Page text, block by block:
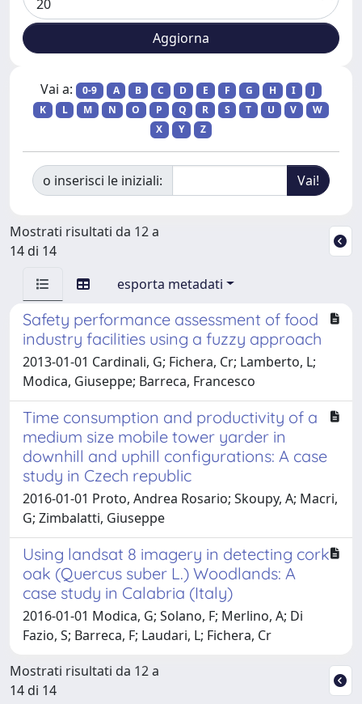
Vai a: 0-9 A B C D E F G H I
J
K
L M N O P Q R S T U V
W
X
Y Z
o inserisci le iniziali:
Mostrati risultati da 12 a
14 di 14
esporta metadati
Safety performance assessment of food
industry facilities using a fuzzy approach
2013-01-01 Cardinali, G; Fichera, Cr; Lamberto, L;
Modica, Giuseppe; Barreca, Francesco
Time consumption and productivity of a
medium size mobile tower yarder in
downhill and uphill configurations: A case
study in Czech republic
2016-01-01 Proto, Andrea Rosario; Skoupy, A; Macri,
G; Zimbalatti, Giuseppe
Using landsat 8 imagery in detecting cork
oak (Quercus suber L.) Woodlands: A
case study in Calabria (Italy)
2016-01-01 Modica, G; Solano, F; Merlino, A; Di
Fazio, S; Barreca, F; Laudari, L; Fichera, Cr
Mostrati risultati da 12 a
14 di 14